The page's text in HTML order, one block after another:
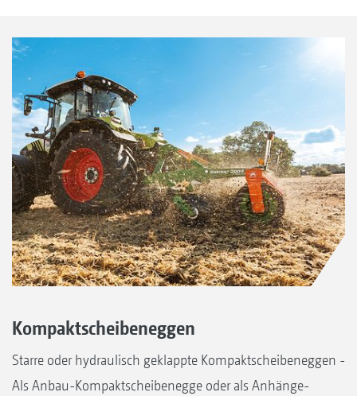
Kompaktscheibeneggen
Starre oder hydraulisch geklappte Kompaktscheibeneggen -
Als Anbau-Kompaktscheibenegge oder als Anhänge-